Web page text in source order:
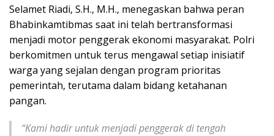
Selamet Riadi, S.H., M.H., menegaskan bahwa peran
Bhabinkamtibmas saat ini telah bertransformasi
menjadi motor penggerak ekonomi masyarakat. Polri
berkomitmen untuk terus mengawal setiap inisiatif
warga yang sejalan dengan program prioritas
pemerintah, terutama dalam bidang ketahanan
pangan.
“Kami hadir untuk menjadi penggerak di tengah